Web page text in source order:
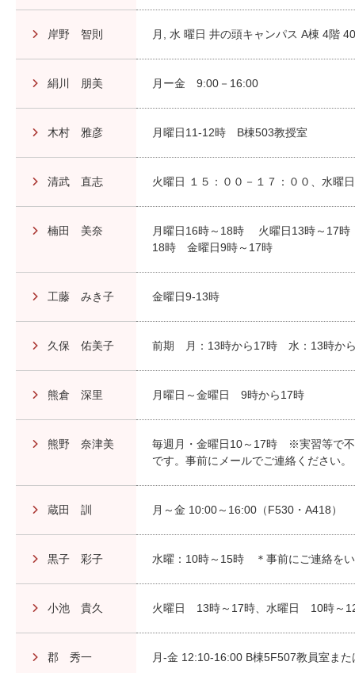
岸野 智則 月, 水 曜日 井の頭キャンパス A棟 4階
絹川 朋美 月ー金 9:00－16:00
木村 雅彦 月曜日11-12時 B棟503教授室
清武 直志 火曜日 １５：００－１７：００、水曜
楠田 美奈
月曜日16時～18時 火曜日13時～17
18時 金曜日9時～17時
工藤 みき子 金曜日9-13時
久保 佑美子 前期 月：13時から17時 水：13時か
熊倉 深里 月曜日～金曜日 9時から17時
熊野 奈津美
毎週月・金曜日10～17時 ※実習等で不
です。事前にメールでご連絡ください。
蔵田 訓 月～金 10:00～16:00（F530・A418）
黒子 彩子 水曜：10時～15時 ＊事前にご連絡を
小池 貴久 火曜日 13時～17時、水曜日 10時
郡 秀一 月-金 12:10-16:00 B棟5F507教員室ま